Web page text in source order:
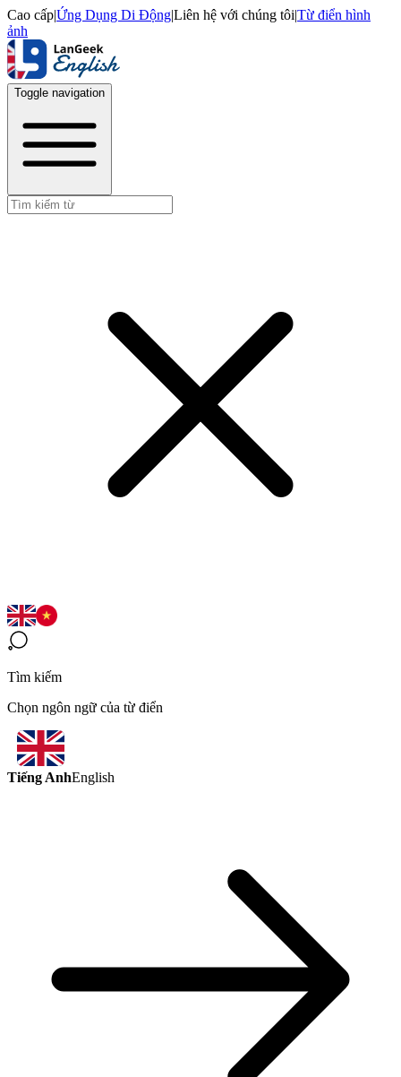
Cao cấp|Ứng Dụng Di Động|Liên hệ với chúng tôi|Từ điển hình
ảnh
Toggle navigation
Tìm kiếm
Chọn ngôn ngữ của từ điển
Tiếng AnhEnglish